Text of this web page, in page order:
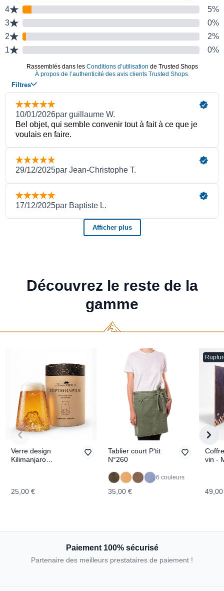
Découvrez le reste de la
gamme
Verre design
Kilimanjaro
25,00 €
Tablier court P'tit
N°260
6 couleurs
35,00 €
vin -
Paiement 100% sécurisé
Partenaire des meilleurs prestataires de paiement !